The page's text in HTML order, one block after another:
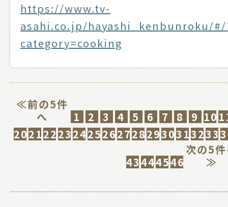
https://www.tv-
asahi.co.jp/hayashi_kenbunroku/#/
category=cooking
≪前の5件
へ
1 2 3 4 5 6 7 8 9 10
20212223 24252627282930313233
43444546
次の5
≫